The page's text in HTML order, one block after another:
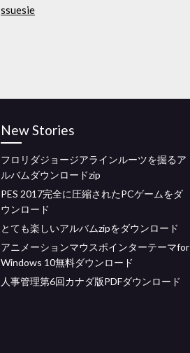
ssuesie
New Stories
フロリダジョージアラインルーツを掘るア
ルバムダウンロードzip
PES 2017完全に圧縮されたPCゲームをダ
ウンロード
とても楽しいアルバムzipをダウンロード
アニメーションマウスポインターテーマfor
Windows 10無料ダウンロード
人事管理第6回カナダ版PDFダウンロード